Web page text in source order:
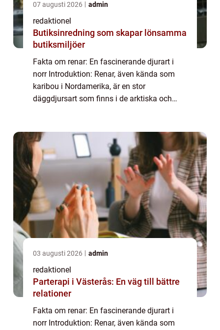
07 augusti 2026 admin
redaktionel
Butiksinredning som skapar lönsamma
butiksmiljöer
Fakta om renar: En fascinerande djurart i
norr Introduktion: Renar, även kända som
karibou i Nordamerika, är en stor
däggdjursart som finns i de arktiska och
väl till...
03 augusti 2026 admin
redaktionel
Parterapi i Västerås: En väg till bättre
relationer
Fakta om renar: En fascinerande djurart i
norr Introduktion: Renar, även kända som